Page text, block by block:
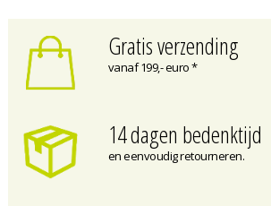
Gratis verzending
vanaf 199,- euro *
14 dagen bedenktijd
en eenvoudig retourneren.